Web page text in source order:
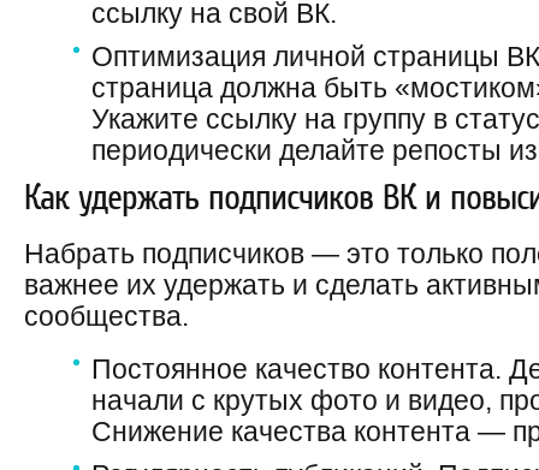
ссылку на свой ВК.
Оптимизация личной страницы
страница должна быть
Укажите ссылку на группу в
периодически делайте репосты
Как удержать подписчиков ВК и
Набрать подписчиков — это только
важнее их удержать и сделать
сообщества.
Постоянное качество контента.
начали с крутых фото и видео,
Снижение качества контента —